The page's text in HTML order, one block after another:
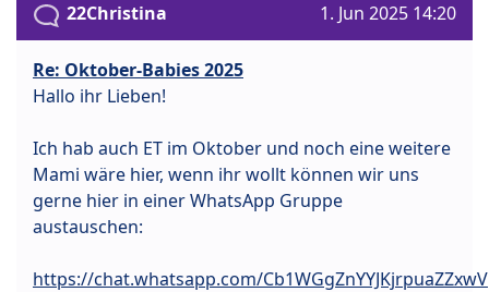
22Christina 1. Jun 2025 14:20
Re: Oktober-Babies 2025
Hallo ihr Lieben!
Ich hab auch ET im Oktober und noch eine weitere
Mami wäre hier, wenn ihr wollt können wir uns
gerne hier in einer WhatsApp Gruppe
austauschen:
https://chat.whatsapp.com/Cb1WGgZnYYJKjrpuaZZxwV